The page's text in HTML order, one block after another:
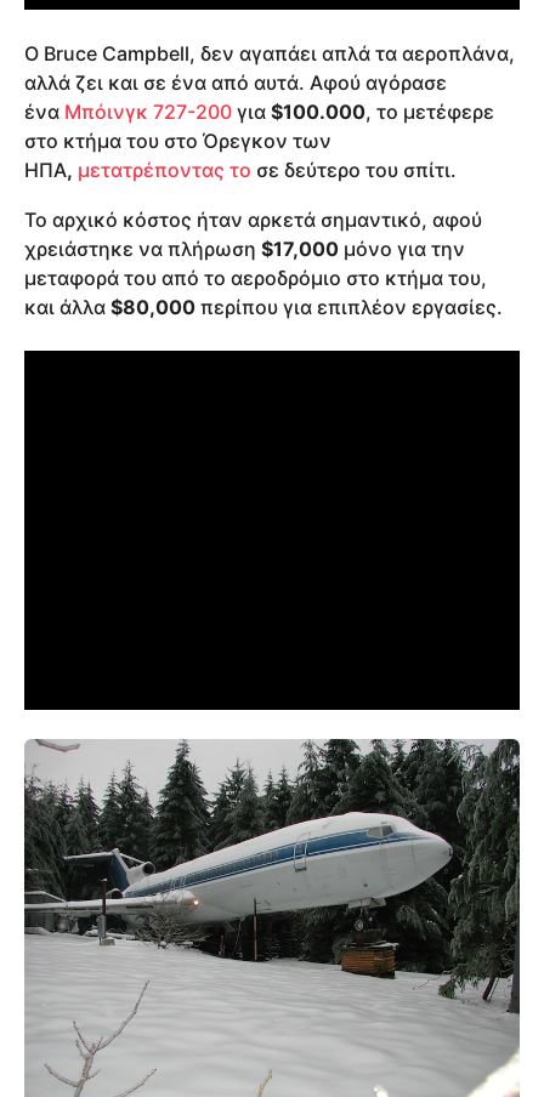
Ο Bruce Campbell, δεν αγαπάει απλά τα αεροπλάνα,
αλλά ζει και σε ένα από αυτά. Αφού αγόρασε
ένα Μπόινγκ 727-200 για $100.000, το μετέφερε
στο κτήμα του στο Όρεγκον των
ΗΠΑ, μετατρέποντας το σε δεύτερο του σπίτι.
Το αρχικό κόστος ήταν αρκετά σημαντικό, αφού
χρειάστηκε να πλήρωση $17,000 μόνο για την
μεταφορά του από το αεροδρόμιο στο κτήμα του,
και άλλα $80,000 περίπου για επιπλέον εργασίες.